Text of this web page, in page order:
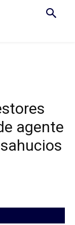
agente